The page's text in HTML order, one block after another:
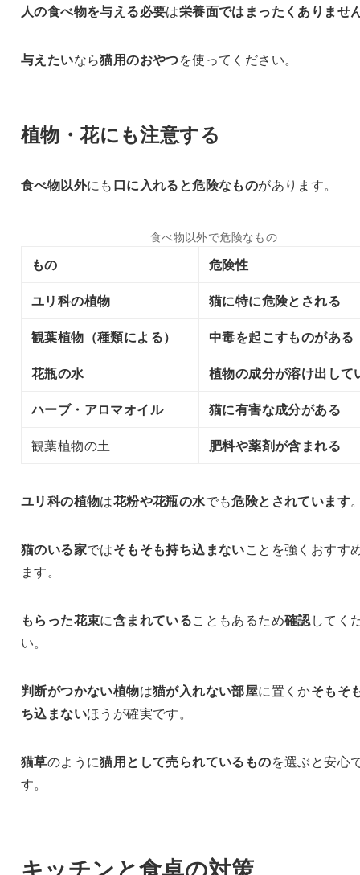
人の食べ物を与える必要は栄養面ではまったくありませ
与えたいなら猫用のおやつを使ってください。
植物・花にも注意する
食べ物以外にも口に入れると危険なものがあります。
食べ物以外で危険なもの
もの
危険性
ユリ科の植物
猫に特に危険とされる
観葉植物（種類による）
中毒を起こすものがある
花瓶の水
植物の成分が溶け出して
ハーブ・アロマオイル
猫に有害な成分がある
観葉植物の土
肥料や薬剤が含まれる
ユリ科の植物は花粉や花瓶の水でも危険とされています
猫のいる家ではそもそも持ち込まないことを強くおすす
ます。
もらった花束に含まれていることもあるため確認してく
い。
判断がつかない植物は猫が入れない部屋に置くかそもそ
ち込まないほうが確実です。
猫草のように猫用として売られているものを選ぶと安心
す。
キッチンと食卓の対策